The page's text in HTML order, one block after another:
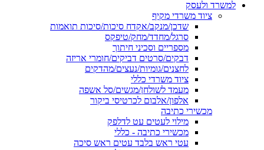
למשרד ולעסק
ציוד משרדי מקיף
שדכן/מנקב/אקדח סיכות/סיכות תואמות
סרגל/מחדד/מחק/טיפקס
מספריים וסכיני חיתוך
דבקים/סרטים דביקים/חומרי אריזה
לחצנים/גומיות/נעצים/מהדקים
ציוד משרדי כללי
מעמד לשולחן/מגשים/סל אשפה
אלפון/אלבום לכרטיסי ביקור
מכשירי כתיבה
מילוי לעטים עט לדלפק
מכשירי כתיבה - כללי
עטי ראש בלבד עטים ראש סיכה